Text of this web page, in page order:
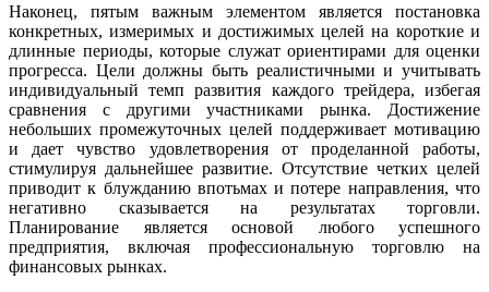
Наконец, пятым важным элементом является постановка
конкретных, измеримых и достижимых целей на короткие и
длинные периоды, которые служат ориентирами для оценки
прогресса. Цели должны быть реалистичными и учитывать
индивидуальный темп развития каждого трейдера, избегая
сравнения с другими участниками рынка. Достижение
небольших промежуточных целей поддерживает мотивацию
и дает чувство удовлетворения от проделанной работы,
стимулируя дальнейшее развитие. Отсутствие четких целей
приводит к блужданию впотьмах и потере направления, что
негативно сказывается на результатах торговли.
Планирование является основой любого успешного
предприятия, включая профессиональную торговлю на
финансовых рынках.